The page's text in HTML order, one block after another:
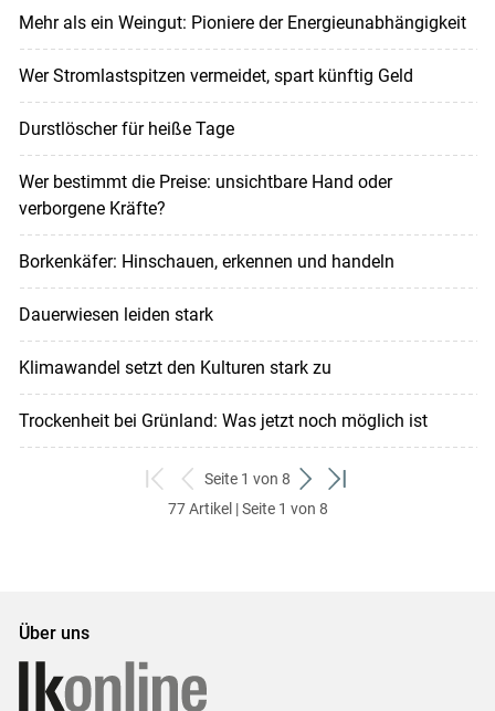
Mehr als ein Weingut: Pioniere der Energieunabhängigkeit
Wer Stromlastspitzen vermeidet, spart künftig Geld
Durstlöscher für heiße Tage
Wer bestimmt die Preise: unsichtbare Hand oder
verborgene Kräfte?
Borkenkäfer: Hinschauen, erkennen und handeln
Dauerwiesen leiden stark
Klimawandel setzt den Kulturen stark zu
Trockenheit bei Grünland: Was jetzt noch möglich ist
zum
ersten
zurück
zum
Seite 1 von 8
weiter
zum
zum
77 Artikel | Seite 1 von 8
Über uns